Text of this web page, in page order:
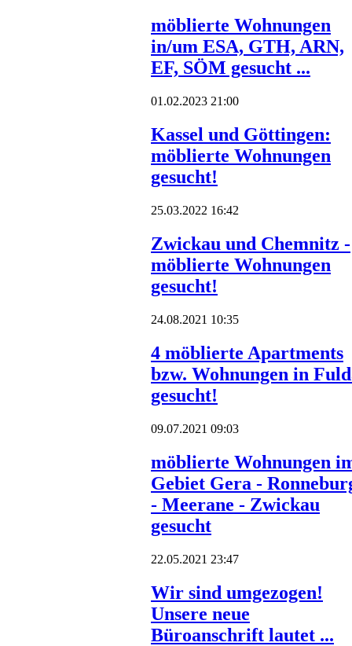
möblierte Wohnungen
in/um ESA, GTH, ARN,
EF, SÖM gesucht ...
01.02.2023 21:00
Kassel und Göttingen:
möblierte Wohnungen
gesucht!
25.03.2022 16:42
Zwickau und Chemnitz -
möblierte Wohnungen
gesucht!
24.08.2021 10:35
4 möblierte Apartments
bzw. Wohnungen in
gesucht!
09.07.2021 09:03
möblierte Wohnungen
Gebiet Gera -
- Meerane - Zwickau
gesucht
22.05.2021 23:47
Wir sind umgezogen!
Unsere neue
Büroanschrift lautet ...